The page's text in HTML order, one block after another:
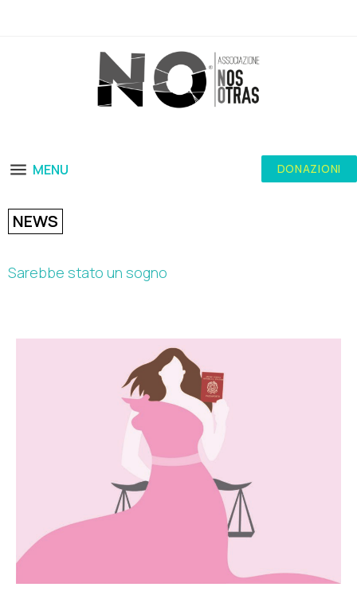
MENU DONAZIONI
NEWS
Sarebbe stato un sogno